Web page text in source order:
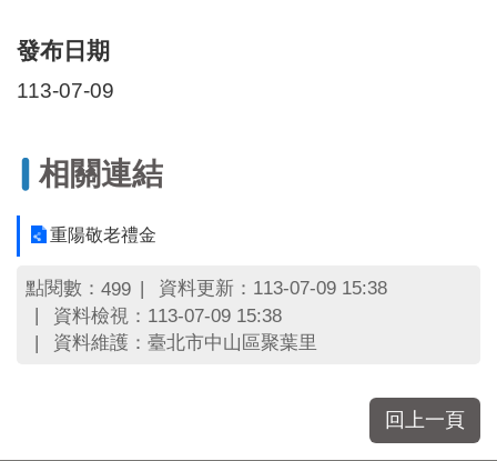
發布日期
113-07-09
相關連結
重陽敬老禮金
點閱數： 499
資料更新：113-07-09 15:38
資料檢視：113-07-09 15:38
資料維護：臺北市中山區聚葉里
回上一頁